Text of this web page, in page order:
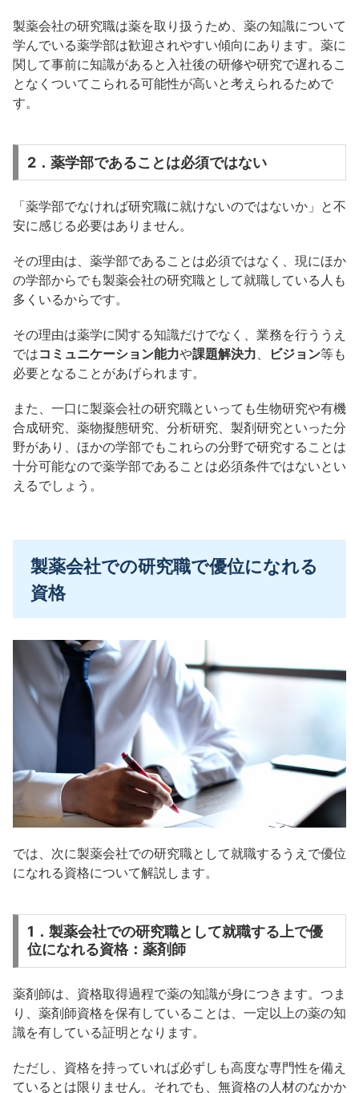
製薬会社の研究職は薬を取り扱うため、薬の知識について
学んでいる薬学部は歓迎されやすい傾向にあります。薬に
関して事前に知識があると入社後の研修や研究で遅れるこ
となくついてこられる可能性が高いと考えられるためで
す。
2．薬学部であることは必須ではない
「薬学部でなければ研究職に就けないのではないか」と不
安に感じる必要はありません。
その理由は、薬学部であることは必須ではなく、現にほか
の学部からでも製薬会社の研究職として就職している人も
多くいるからです。
その理由は薬学に関する知識だけでなく、業務を行ううえ
ではコミュニケーション能力や課題解決力、 ビジョン等も
必要となることがあげられます。
また、一口に製薬会社の研究職といっても生物研究や有機
合成研究、薬物擬態研究、分析研究、製剤研究といった分
野があり、ほかの学部でもこれらの分野で研究することは
十分可能なので薬学部であることは必須条件ではないとい
えるでしょう。
製薬会社での研究職で優位になれる
資格
では、次に製薬会社での研究職として就職するうえで優位
になれる資格について解説します。
1．製薬会社での研究職として就職する上で優
位になれる資格：薬剤師
薬剤師は、資格取得過程で薬の知識が身につきます。つま
り、薬剤師資格を保有していることは、一定以上の薬の知
識を有している証明となります。
ただし、資格を持っていれば必ずしも高度な専門性を備え
ているとは限りません。それでも、無資格の人材のなかか